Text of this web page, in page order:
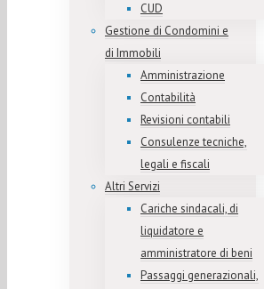
CUD
Gestione di Condomini e
di Immobili
Amministrazione
Contabilità
Revisioni contabili
Consulenze tecniche,
legali e fiscali
Altri Servizi
Cariche sindacali, di
liquidatore e
amministratore di beni
Passaggi generazionali,